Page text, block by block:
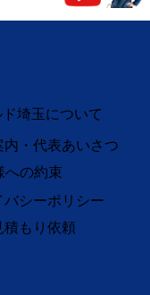
埼玉について
内・代表あいさつ
への約束
バシーポリシー
積もり依頼